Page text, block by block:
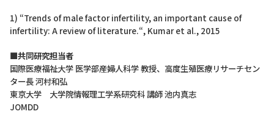
1) “Trends of male factor infertility, an important cause of
infertility: A review of literature.“, Kumar et al., 2015
■共同研究担当者
国際医療福祉大学 医学部産婦人科学 教授、高度生殖医療リサーチセン
ター長 河村和弘
東京大学 大学院情報理工学系研究科 講師 池内真志
JOMDD